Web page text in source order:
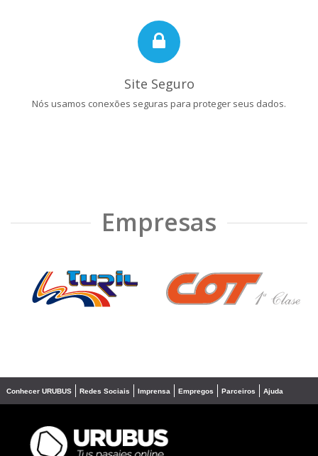
Site Seguro
Nós usamos conexões seguras para proteger seus dados.
Empresas
❮ ❯
Conhecer URUBUS Redes Sociais Imprensa Empregos Parceiros Ajuda